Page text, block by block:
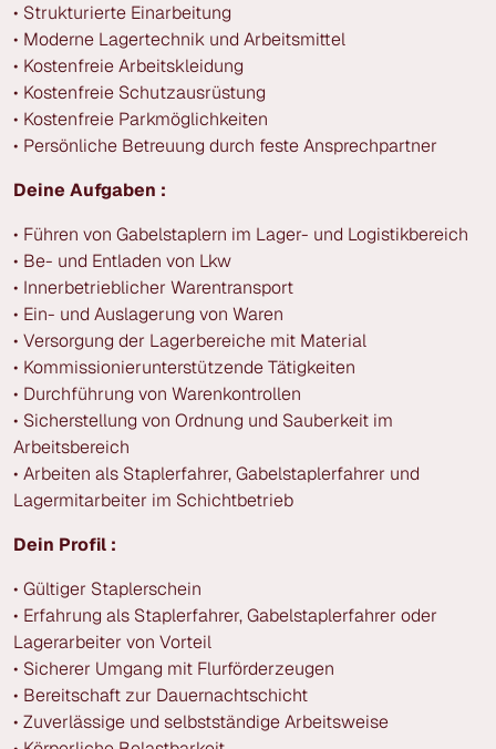
• Strukturierte Einarbeitung
• Moderne Lagertechnik und Arbeitsmittel
• Kostenfreie Arbeitskleidung
• Kostenfreie Schutzausrüstung
• Kostenfreie Parkmöglichkeiten
• Persönliche Betreuung durch feste Ansprechpartner
Deine Aufgaben :
• Führen von Gabelstaplern im Lager- und Logistikbereich
• Be- und Entladen von Lkw
• Innerbetrieblicher Warentransport
• Ein- und Auslagerung von Waren
• Versorgung der Lagerbereiche mit Material
• Kommissionierunterstützende Tätigkeiten
• Durchführung von Warenkontrollen
• Sicherstellung von Ordnung und Sauberkeit im
Arbeitsbereich
• Arbeiten als Staplerfahrer, Gabelstaplerfahrer und
Lagermitarbeiter im Schichtbetrieb
Dein Profil :
• Gültiger Staplerschein
• Erfahrung als Staplerfahrer, Gabelstaplerfahrer oder
Lagerarbeiter von Vorteil
• Sicherer Umgang mit Flurförderzeugen
• Bereitschaft zur Dauernachtschicht
• Zuverlässige und selbstständige Arbeitsweise